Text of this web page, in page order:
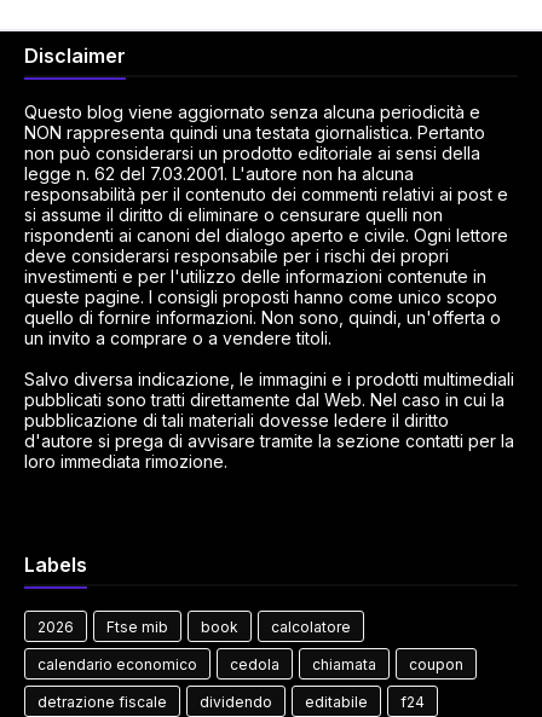
Disclaimer
Questo blog viene aggiornato senza alcuna periodicità e
NON rappresenta quindi una testata giornalistica. Pertanto
non può considerarsi un prodotto editoriale ai sensi della
legge n. 62 del 7.03.2001. L'autore non ha alcuna
responsabilità per il contenuto dei commenti relativi ai post e
si assume il diritto di eliminare o censurare quelli non
rispondenti ai canoni del dialogo aperto e civile. Ogni lettore
deve considerarsi responsabile per i rischi dei propri
investimenti e per l'utilizzo delle informazioni contenute in
queste pagine. I consigli proposti hanno come unico scopo
quello di fornire informazioni. Non sono, quindi, un'offerta o
un invito a comprare o a vendere titoli.
Salvo diversa indicazione, le immagini e i prodotti multimediali
pubblicati sono tratti direttamente dal Web. Nel caso in cui la
pubblicazione di tali materiali dovesse ledere il diritto
d'autore si prega di avvisare tramite la sezione contatti per la
loro immediata rimozione.
Labels
2026 Ftse mib book calcolatore
calendario economico cedola chiamata coupon
detrazione fiscale dividendo editabile f24